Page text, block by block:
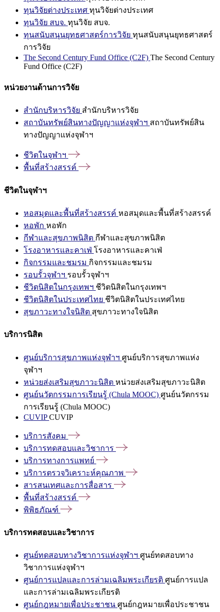
ทุนวิจัยต่างประเทศ ทุนวิจัยต่างประเทศ
ทุนวิจัย สบจ. ทุนวิจัย สบจ.
ทุนสนับสนุนยุทธศาสตร์การวิจัย ทุนสนับสนุนยุทธศาสตร์
การวิจัย
The Second Century Fund Office (C2F) The Second Century
Fund Office (C2F)
หน่วยงานด้านการวิจัย
สำนักบริหารวิจัย สำนักบริหารวิจัย
สถาบันทรัพย์สินทางปัญญาแห่งจุฬาฯ สถาบันทรัพย์สิน
ทางปัญญาแห่งจุฬาฯ
ชีวิตในจุฬาฯ
พื้นที่สร้างสรรค์
ชีวิตในจุฬาฯ
หอสมุดและพื้นที่สร้างสรรค์ หอสมุดและพื้นที่สร้างสรรค์
หอพัก หอพัก
กีฬาและสุขภาพนิสิต กีฬาและสุขภาพนิสิต
โรงอาหารและคาเฟ่ โรงอาหารและคาเฟ่
กิจกรรมและชมรม กิจกรรมและชมรม
รอบรั้วจุฬาฯ รอบรั้วจุฬาฯ
ชีวิตนิสิตในกรุงเทพฯ ชีวิตนิสิตในกรุงเทพฯ
ชีวิตนิสิตในประเทศไทย ชีวิตนิสิตในประเทศไทย
สุขภาวะทางใจนิสิต สุขภาวะทางใจนิสิต
บริการนิสิต
ศูนย์บริการสุขภาพแห่งจุฬาฯ ศูนย์บริการสุขภาพแห่ง
จุฬาฯ
หน่วยส่งเสริมสุขภาวะนิสิต หน่วยส่งเสริมสุขภาวะนิสิต
ศูนย์นวัตกรรมการเรียนรู้ (Chula MOOC) ศูนย์นวัตกรรม
การเรียนรู้ (Chula MOOC)
CUVIPCUVIP
บริการสังคม
บริการทดสอบและวิชาการ
บริการทางการแพทย์
บริการตรวจวิเคราะห์คุณภาพ
สารสนเทศและการสื่อสาร
พื้นที่สร้างสรรค์
พิพิธภัณฑ์
บริการทดสอบและวิชาการ
ศูนย์ทดสอบทางวิชาการแห่งจุฬาฯ ศูนย์ทดสอบทาง
วิชาการแห่งจุฬาฯ
ศูนย์การแปลและการล่ามเฉลิมพระเกียรติ ศูนย์การแปล
และการล่ามเฉลิมพระเกียรติ
ศูนย์กฎหมายเพื่อประชาชน ศูนย์กฎหมายเพื่อประชาชน